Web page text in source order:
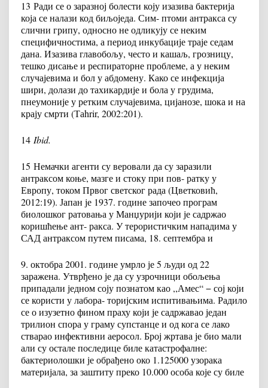
13 Ради се о заразној болести коју изазива бактерија
која се налази код биљоједа. Сим- птоми антракса су
слични грипу, односно не одликују се неким
специфичностима, а период инкубације траје седам
дана. Изазива главобољу, често и кашаљ, грозницу,
тешко дисање и респираторне проблеме, а у неким
случајевима и бол у абдомену. Како се инфекција
шири, долази до тахикардије и бола у грудима,
пнеумоније у ретким случајевима, цијанозе, шока и на
крају смрти (Таhrir, 2002:201).
14 Ibid.
15 Немачки агенти су веровали да су заразили
антраксом коње, мазге и стоку при пов- ратку у
Европу, током Првог светског рада (Цветковић,
2012:19). Јапан је 1937. године започео програм
биолошког ратовања у Манџурији који је садржао
коришћење ант- ракса. У терористичким нападима у
САД антраксом путем писама, 18. септембра и
9. октобра 2001. године умрло је 5 људи од 22
заражена. Утврђено је да су узрочници обољења
припадали једном соју познатом као ,,Амес“ − сој који
се користи у лабора- торијским испитивањима. Радило
се о изузетно фином праху који је садржавао један
трилион спора у граму супстанце и од кога се лако
стварао инфективни аеросол. Број жртава је био мали
али су остале последице биле катастрофалне:
бактериолошки је обрађено око 1.125000 узорака
материјала, за заштиту преко 10.000 особа које су биле